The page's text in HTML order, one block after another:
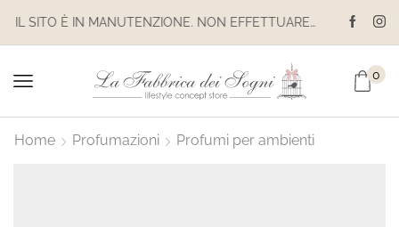
IL SITO È IN MANUTENZIONE. NON EFFETTUARE ACQUISTI. LE SPEDIZIONI SONO SOSPESE
0
Home Profumazioni Profumi per ambienti